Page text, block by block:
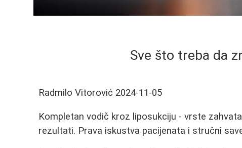
Sve što treba da
Radmilo Vitorović 2024-11-05
Kompletan vodič kroz liposukciju - vrste
rezultati. Prava iskustva pacijenata i stručni